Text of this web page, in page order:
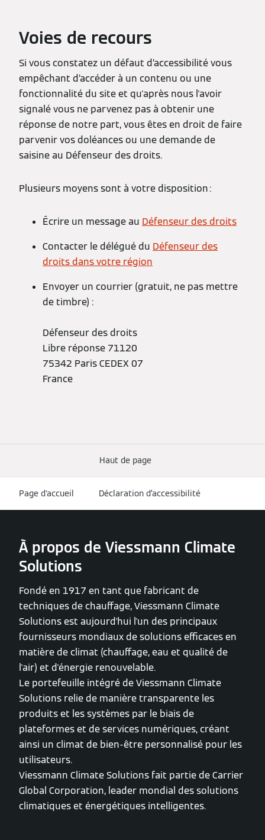
Voies de recours
Si vous constatez un défaut d’accessibilité vous
empêchant d’accéder à un contenu ou une
fonctionnalité du site et qu'après nous l'avoir
signalé vous ne parvenez pas à obtenir une
réponse de notre part, vous êtes en droit de faire
parvenir vos doléances ou une demande de
saisine au Défenseur des droits.
Plusieurs moyens sont à votre disposition :
Écrire un message au Défenseur des droits
Contacter le délégué du Défenseur des
droits dans votre région
Envoyer un courrier (gratuit, ne pas mettre
de timbre) :
Défenseur des droits
Libre réponse 71120
75342 Paris CEDEX 07
France
Haut de page
Page d'accueil Déclaration d’accessibilité
À propos de Viessmann Climate
Solutions
Fondé en 1917 en tant que fabricant de
techniques de chauffage, Viessmann Climate
Solutions est aujourd'hui l'un des principaux
fournisseurs mondiaux de solutions efficaces en
matière de climat (chauffage, eau et qualité de
l'air) et d'énergie renouvelable.
Le portefeuille intégré de Viessmann Climate
Solutions relie de manière transparente les
produits et les systèmes par le biais de
plateformes et de services numériques, créant
ainsi un climat de bien-être personnalisé pour les
utilisateurs.
Viessmann Climate Solutions fait partie de Carrier
Global Corporation, leader mondial des solutions
climatiques et énergétiques intelligentes.